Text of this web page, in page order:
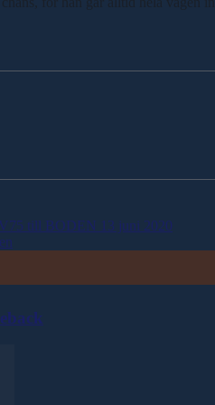
till BODEN 13 juni 2020